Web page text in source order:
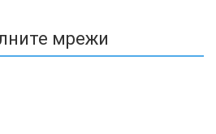
мрежи